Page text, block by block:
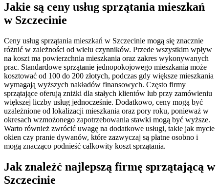
Jakie są ceny usług sprzątania mieszkań
w Szczecinie
Ceny usług sprzątania mieszkań w Szczecinie mogą się znacznie
różnić w zależności od wielu czynników. Przede wszystkim wpływ
na koszt ma powierzchnia mieszkania oraz zakres wykonywanych
prac. Standardowe sprzątanie jednopokojowego mieszkania może
kosztować od 100 do 200 złotych, podczas gdy większe mieszkania
wymagają wyższych nakładów finansowych. Często firmy
sprzątające oferują zniżki dla stałych klientów lub przy zamówieniu
większej liczby usług jednocześnie. Dodatkowo, ceny mogą być
uzależnione od lokalizacji mieszkania oraz pory roku, ponieważ w
okresach wzmożonego zapotrzebowania stawki mogą być wyższe.
Warto również zwrócić uwagę na dodatkowe usługi, takie jak mycie
okien czy pranie dywanów, które zazwyczaj są płatne osobno i
mogą znacząco podnieść całkowity koszt sprzątania.
Jak znaleźć najlepszą firmę sprzątającą w
Szczecinie